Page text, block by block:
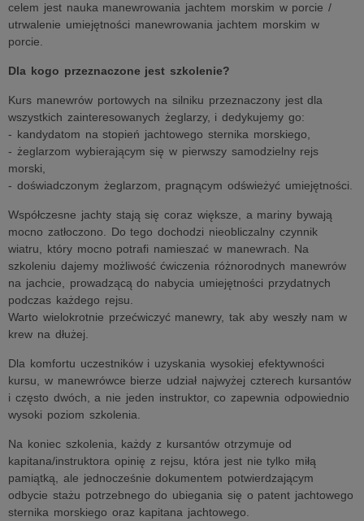
celem jest nauka manewrowania jachtem morskim w porcie /
utrwalenie umiejętności manewrowania jachtem morskim w
porcie.
Dla kogo przeznaczone jest szkolenie?
Kurs manewrów portowych na silniku przeznaczony jest dla
wszystkich zainteresowanych żeglarzy, i dedykujemy go:
- kandydatom na stopień jachtowego sternika morskiego,
- żeglarzom wybierającym się w pierwszy samodzielny rejs
morski,
- doświadczonym żeglarzom, pragnącym odświeżyć umiejętności.
Współczesne jachty stają się coraz większe, a mariny bywają
mocno zatłoczono. Do tego dochodzi nieobliczalny czynnik
wiatru, który mocno potrafi namieszać w manewrach. Na
szkoleniu dajemy możliwość ćwiczenia różnorodnych manewrów
na jachcie, prowadzącą do nabycia umiejętności przydatnych
podczas każdego rejsu.
Warto wielokrotnie przećwiczyć manewry, tak aby weszły nam w
krew na dłużej.
Dla komfortu uczestników i uzyskania wysokiej efektywności
kursu, w manewrówce bierze udział najwyżej czterech kursantów
i często dwóch, a nie jeden instruktor, co zapewnia odpowiednio
wysoki poziom szkolenia.
Na koniec szkolenia, każdy z kursantów otrzymuje od
kapitana/instruktora opinię z rejsu, która jest nie tylko miłą
pamiątką, ale jednocześnie dokumentem potwierdzającym
odbycie stażu potrzebnego do ubiegania się o patent jachtowego
sternika morskiego oraz kapitana jachtowego.